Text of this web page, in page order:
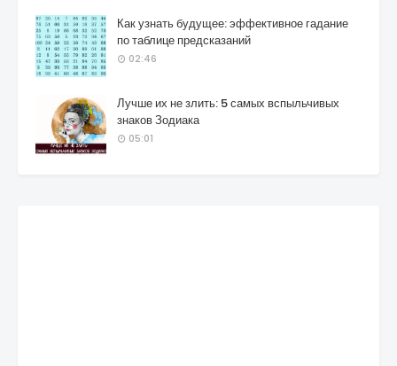
Как узнать будущее: эффективное гадание
по таблице предсказаний
02:46
Лучше их не злить: 5 самых вспыльчивых
знаков Зодиака
05:01